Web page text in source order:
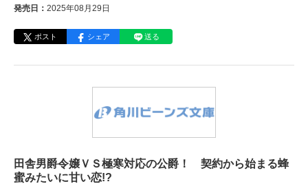
発売日： 2025年08月29日
ポスト シェア 送る
田舎男爵令嬢ＶＳ極寒対応の公爵！ 契約から始まる蜂
蜜みたいに甘い恋!?